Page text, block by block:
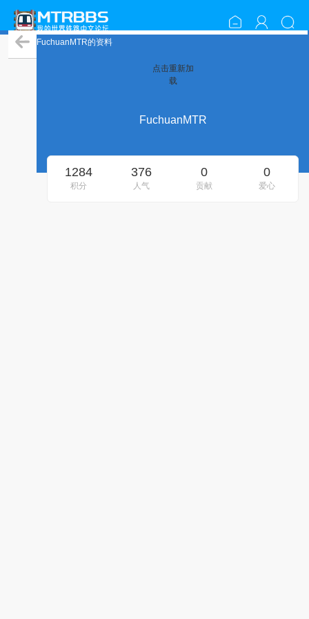
FuchuanMTR的资料
点击重新加
载
FuchuanMTR
1284
积分
376
人气
0
贡献
0
爱心